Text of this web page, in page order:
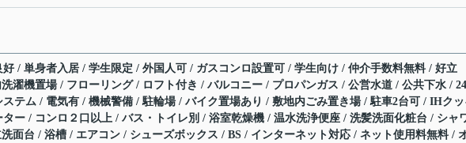
好 / 単身者入居 / 学生限定 / 外国人可 / ガスコンロ設置可 / 学生向け / 仲介手数料無料 / 好立
濯機置場 / フローリング / ロフト付き / バルコニー / プロパンガス / 公営水道 / 公共下水 /
ステム / 電気有 / 機械警備 / 駐輪場 / バイク置場あり / 敷地内ごみ置き場 / 駐車2台可 / IHク
ター / コンロ２口以上 / バス・トイレ別 / 浴室乾燥機 / 温水洗浄便座 / 洗髪洗面化粧台 / シャ
面台 / 浴槽 / エアコン / シューズボックス / BS / インターネット対応 / ネット使用料無料 /